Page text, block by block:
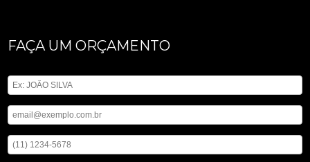
FAÇA UM ORÇAMENTO